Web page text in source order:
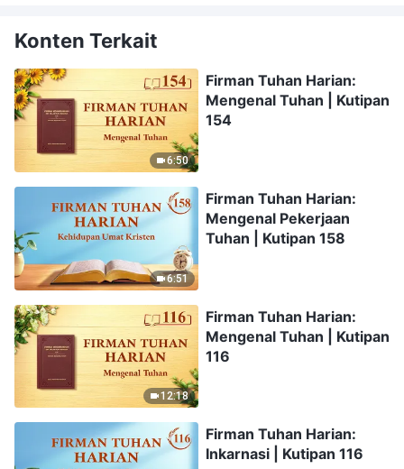
Konten Terkait
6:50
Firman Tuhan Harian:
Mengenal Tuhan | Kutipan
154
6:51
Firman Tuhan Harian:
Mengenal Pekerjaan
Tuhan | Kutipan 158
12:18
Firman Tuhan Harian:
Mengenal Tuhan | Kutipan
116
Firman Tuhan Harian:
Inkarnasi | Kutipan 116